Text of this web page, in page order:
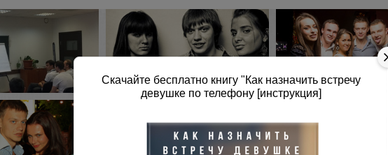
Скачайте бесплатно книгу "Как назначить встречу
девушке по телефону [инструкция]